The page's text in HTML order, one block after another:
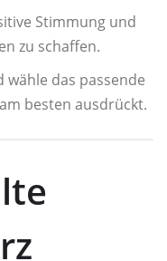
Stimmung und
zu schaffen.
das passende
besten ausdrückt.